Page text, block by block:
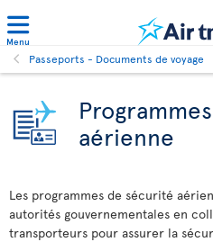
Menu
Passeports - Documents de voyage
aérienne
Les programmes de sécurité
autorités gouvernementales en
transporteurs pour assurer la